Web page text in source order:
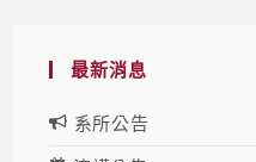
最新消息
系所公告